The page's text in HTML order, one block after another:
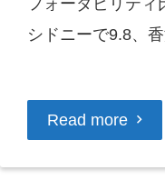
シドニーで9.8、
Read more